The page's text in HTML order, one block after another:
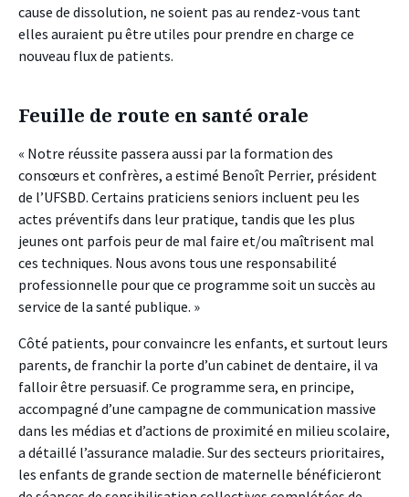
cause de dissolution, ne soient pas au rendez-vous tant
elles auraient pu être utiles pour prendre en charge ce
nouveau flux de patients.
Feuille de route en santé orale
« Notre réussite passera aussi par la formation des
consœurs et confrères, a estimé Benoît Perrier, président
de l’UFSBD. Certains praticiens seniors incluent peu les
actes préventifs dans leur pratique, tandis que les plus
jeunes ont parfois peur de mal faire et/ou maîtrisent mal
ces techniques. Nous avons tous une responsabilité
professionnelle pour que ce programme soit un succès au
service de la santé publique. »
Côté patients, pour convaincre les enfants, et surtout leurs
parents, de franchir la porte d’un cabinet de dentaire, il va
falloir être persuasif. Ce programme sera, en principe,
accompagné d’une campagne de communication massive
dans les médias et d’actions de proximité en milieu scolaire,
a détaillé l’assurance maladie. Sur des secteurs prioritaires,
les enfants de grande section de maternelle bénéficieront